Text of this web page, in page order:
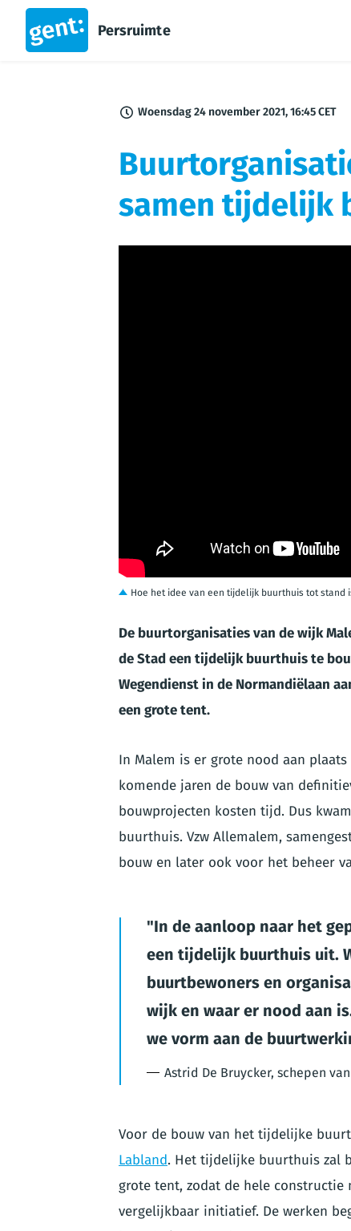
Persruimte
Woensdag 24 november 2021, 16:45 CET
samen tijdelijk
Hoe het idee van een tijdelijk buurthuis tot stand
De buurtorganisaties van de wijk
de Stad een tijdelijk buurthuis te
Wegendienst in de Normandiëlaan
een grote tent.
In Malem is er grote nood aan
komende jaren de bouw van
bouwprojecten kosten tijd. Dus
buurthuis. Vzw Allemalem,
bouw en later ook voor het beheer
In de aanloop naar het
een tijdelijk buurthuis uit.
buurtbewoners en
wijk en waar er nood aan
we vorm aan de
Astrid De Bruycker, schepen
Voor de bouw van het tijdelijke
Labland. Het tijdelijke buurthuis zal
grote tent, zodat de hele
vergelijkbaar initiatief. De werken